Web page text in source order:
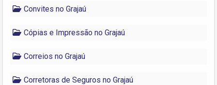
Convites no Grajaú
Cópias e Impressão no Grajaú
Correios no Grajaú
Corretoras de Seguros no Grajaú